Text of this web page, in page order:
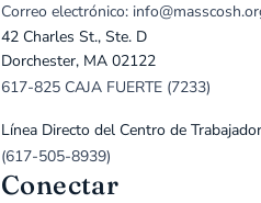
Correo electrónico:
42 Charles St., Ste. D
Dorchester, MA 02122
617-825 CAJA FUERTE (7233)
Línea Directo del Centro de
(617-505-8939)
Conectar